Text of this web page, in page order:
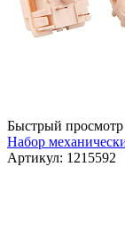
Быстрый просмотр
Набор
Артикул: 1215592